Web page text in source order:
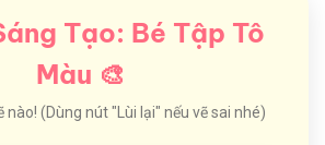
Tạo: Bé Tập Tô
Màu 🎨
nào! (Dùng nút "Lùi lại" nếu vẽ sai nhé)